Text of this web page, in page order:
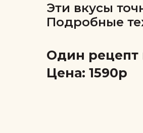
Эти вкусы
Подробные
Один рецепт
Цена: 1590р